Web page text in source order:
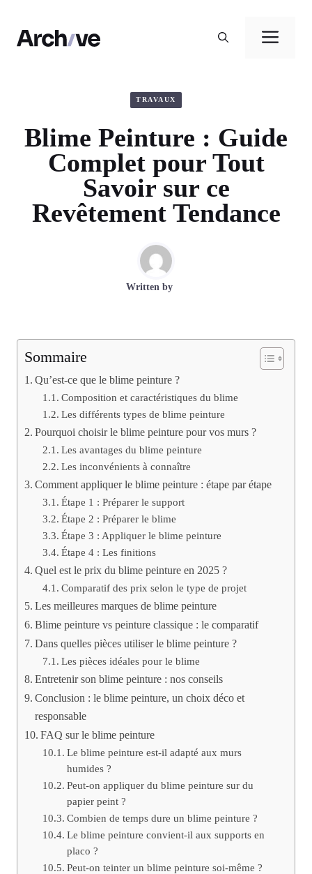
contenu
TRAVAUX
Blime Peinture : Guide
Complet pour Tout
Savoir sur ce
Revêtement Tendance
Written by
Sommaire
Qu’est-ce que le blime peinture ?
Composition et caractéristiques du blime
Les différents types de blime peinture
Pourquoi choisir le blime peinture pour vos murs ?
Les avantages du blime peinture
Les inconvénients à connaître
Comment appliquer le blime peinture : étape par étape
Étape 1 : Préparer le support
Étape 2 : Préparer le blime
Étape 3 : Appliquer le blime peinture
Étape 4 : Les finitions
Quel est le prix du blime peinture en 2025 ?
Comparatif des prix selon le type de projet
Les meilleures marques de blime peinture
Blime peinture vs peinture classique : le comparatif
Dans quelles pièces utiliser le blime peinture ?
Les pièces idéales pour le blime
Entretenir son blime peinture : nos conseils
Conclusion : le blime peinture, un choix déco et
responsable
FAQ sur le blime peinture
Le blime peinture est-il adapté aux murs
humides ?
Peut-on appliquer du blime peinture sur du
papier peint ?
Combien de temps dure un blime peinture ?
Le blime peinture convient-il aux supports en
placo ?
Peut-on teinter un blime peinture soi-même ?